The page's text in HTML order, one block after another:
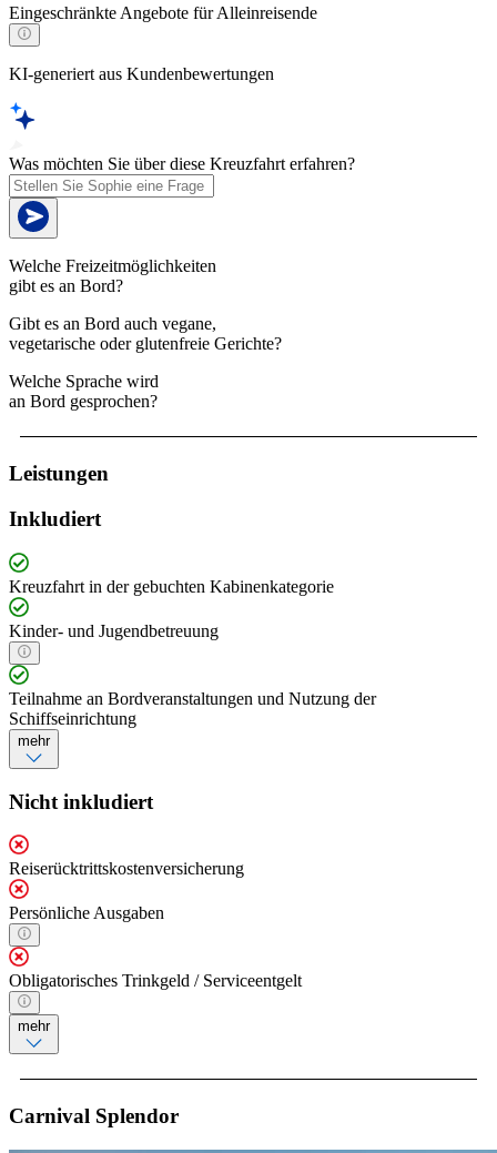
Eingeschränkte Angebote für Alleinreisende
KI-generiert aus Kundenbewertungen
Was möchten Sie über diese Kreuzfahrt erfahren?
Welche Freizeitmöglichkeiten
gibt es an Bord?
Gibt es an Bord auch vegane,
vegetarische oder glutenfreie Gerichte?
Welche Sprache wird
an Bord gesprochen?
Leistungen
Inkludiert
Kreuzfahrt in der gebuchten Kabinenkategorie
Kinder- und Jugendbetreuung
Teilnahme an Bordveranstaltungen und Nutzung der
Schiffseinrichtung
mehr
Nicht inkludiert
Reiserücktrittskostenversicherung
Persönliche Ausgaben
Obligatorisches Trinkgeld / Serviceentgelt
mehr
Carnival Splendor